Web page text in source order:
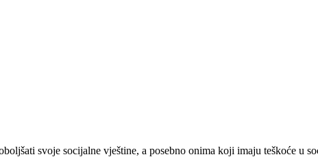
svoje socijalne vještine, a posebno onima koji imaju teškoće